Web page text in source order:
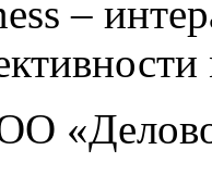
–